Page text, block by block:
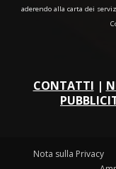
aderendo alla carta dei
CONTATTI |
Nota sulla Privacy